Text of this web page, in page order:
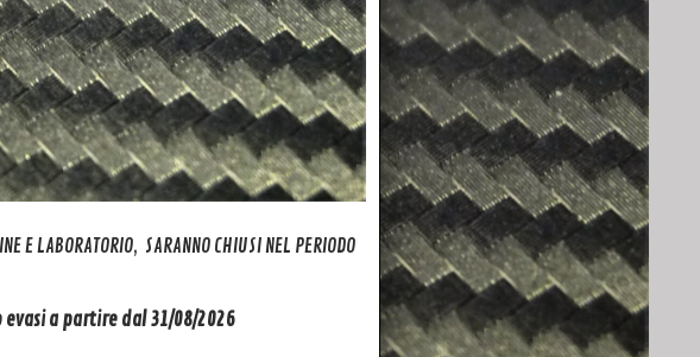
E LABORATORIO, SARANNO CHIUSI NEL PERIODO
a partire dal 31/08/2026